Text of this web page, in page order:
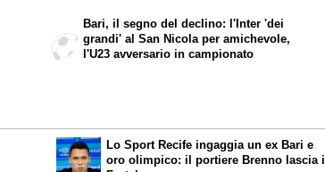
Bari, il segno del declino: l'Inter 'dei
grandi' al San Nicola per amichevole,
l'U23 avversario in campionato
Lo Sport Recife ingaggia un ex Bari e
oro olimpico: il portiere Brenno lascia il